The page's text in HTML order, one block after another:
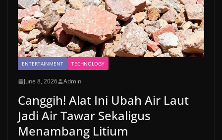
ENTERTAINMENT TECHNOLOGY
June 8, 2026 Admin
Canggih! Alat Ini Ubah Air Laut
Jadi Air Tawar Sekaligus
Menambang Litium